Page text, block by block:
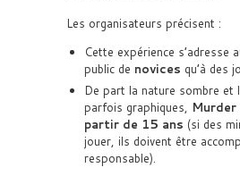
Les organisateurs précisent :
Cette expérience s’adresse
public de novices qu’à des
De part la nature sombre et
parfois graphiques, Murder
partir de 15 ans (si des
jouer, ils doivent être
responsable).